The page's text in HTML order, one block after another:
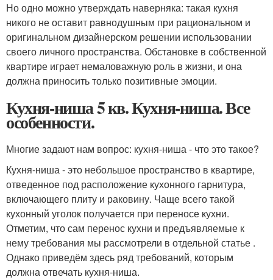
Но одно можно утверждать наверняка: такая кухня
никого не оставит равнодушным при рациональном и
оригинальном дизайнерском решении использовании
своего личного пространства. Обстановке в собственной
квартире играет немаловажную роль в жизни, и она
должна приносить только позитивные эмоции.
Кухня-ниша 5 кв. Кухня-ниша. Все
особенности.
Многие задают нам вопрос: кухня-ниша - что это такое?
Кухня-ниша - это небольшое пространство в квартире,
отведенное под расположение кухонного гарнитура,
включающего плиту и раковину. Чаще всего такой
кухонный уголок получается при переносе кухни.
Отметим, что сам перенос кухни и предъявляемые к
нему требования мы рассмотрели в отдельной статье .
Однако приведём здесь ряд требований, которым
должна отвечать кухня-ниша.